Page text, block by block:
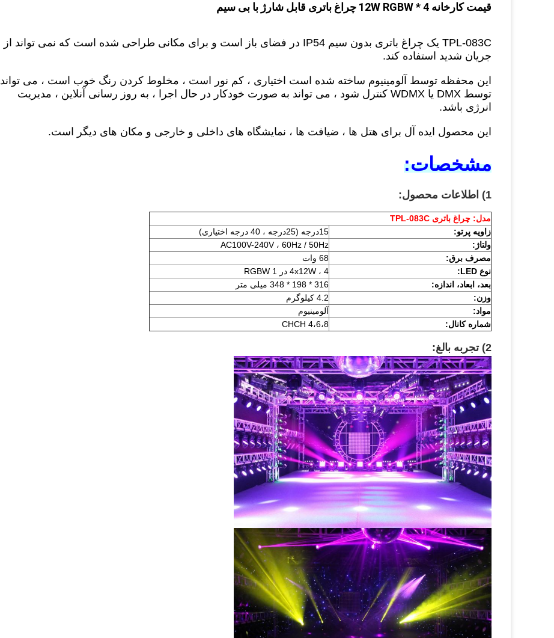
قیمت کارخانه 4 * 12W RGBW چراغ باتری قابل شارژ با بی سیم
TPL-083C یک چراغ باتری بدون سیم IP54 در فضای باز است و برای مکانی طراحی شده است که نمی تواند از
جریان شدید استفاده کند.
این محفظه توسط آلومینیوم ساخته شده است اختیاری ، کم نور است ، مخلوط کردن رنگ خوب است ، می تواند
توسط DMX یا WDMX کنترل شود ، می تواند به صورت خودکار در حال اجرا ، به روز رسانی آنلاین ، مدیریت
انرژی باشد.
این محصول ایده آل برای هتل ها ، ضیافت ها ، نمایشگاه های داخلی و خارجی و مکان های دیگر است.
مشخصات:
1) اطلاعات محصول:
مدل: چراغ باتری TPL-083C
زاویه پرتو:
15درجه (25
درجه ، 40 درجه اختیاری)
ولتاژ:
AC100V-240V ، 60Hz / 50Hz
مصرف برق:
68 وات
نوع LED:
4x12W ، 4 در 1 RGBW
بعد، ابعاد، اندازه:
316 * 198 * 348 میلی متر
وزن:
4.2 کیلوگرم
مواد:
آلومینیوم
شماره کانال:
4،6،8 CHCH
2) تجربه بالغ: